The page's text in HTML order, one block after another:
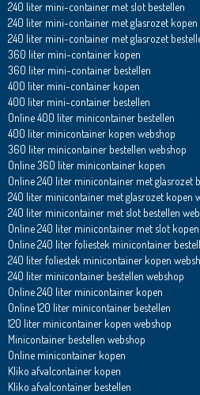
240 liter mini-container met slot bestellen
240 liter mini-container met glasrozet kopen
240 liter mini-container met glasrozet
360 liter mini-container kopen
360 liter mini-container bestellen
400 liter mini-container kopen
400 liter mini-container bestellen
Online 400 liter minicontainer bestellen
400 liter minicontainer kopen webshop
360 liter minicontainer bestellen webshop
Online 360 liter minicontainer kopen
Online 240 liter minicontainer met glasrozet
240 liter minicontainer met glasrozet kopen
240 liter minicontainer met slot bestellen
Online 240 liter minicontainer met slot kopen
Online 240 liter foliestek minicontainer
240 liter foliestek minicontainer kopen
240 liter minicontainer bestellen webshop
Online 240 liter minicontainer kopen
Online 120 liter minicontainer bestellen
120 liter minicontainer kopen webshop
Minicontainer bestellen webshop
Online minicontainer kopen
Kliko afvalcontainer kopen
Kliko afvalcontainer bestellen